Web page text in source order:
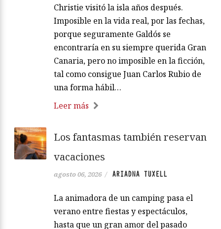
Christie visitó la isla años después.
Imposible en la vida real, por las fechas,
porque seguramente Galdós se
encontraría en su siempre querida Gran
Canaria, pero no imposible en la ficción,
tal como consigue Juan Carlos Rubio de
una forma hábil…
Leer más
Los fantasmas también reservan
vacaciones
agosto 06, 2026 / ARIADNA TUXELL
La animadora de un camping pasa el
verano entre fiestas y espectáculos,
hasta que un gran amor del pasado